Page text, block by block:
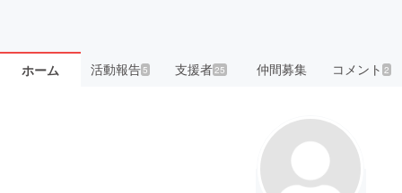
ホーム 活動報告5 支援者 25 仲間募集 コメント 2